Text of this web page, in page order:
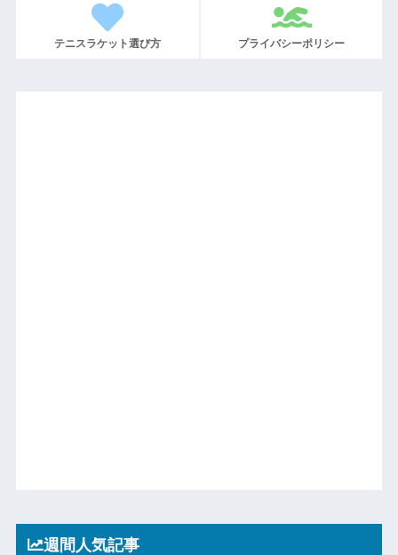
テニスラケット選び方 プライバシーポリシー
週間人気記事